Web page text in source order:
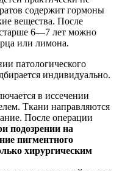
содержит гормоны
вещества. После
старше 6—7 лет можно
или лимона.
патологического
индивидуально.
в иссечении
Ткани направляются
После операции
подозрении на
пигментного
хирургическим